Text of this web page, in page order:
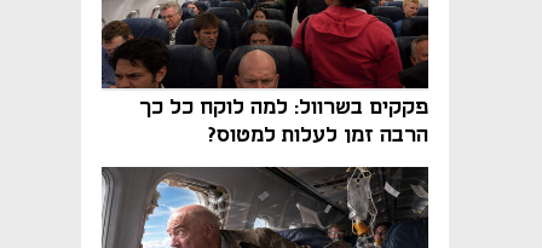
פקקים בשרוול: למה לוקח כל כך
הרבה זמן לעלות למטוס?